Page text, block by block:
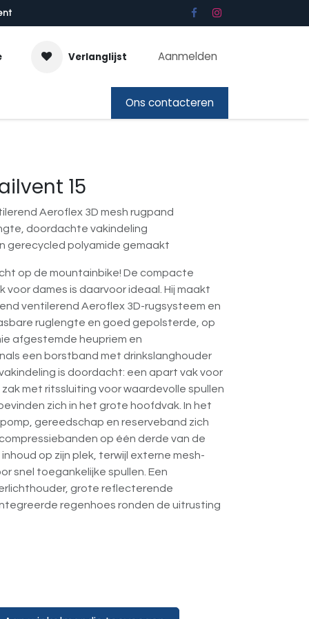
Verlanglijst Aanmelden
Ons contacteren
15
Aeroflex 3D mesh rugpand
doordachte vakindeling
gerecycled polyamide gemaakt
op de mountainbike! De compacte
voor dames is daarvoor ideaal. Hij maakt
ventilerend Aeroflex 3D-rugsysteem en
ruglengte en goed gepolsterde, op
afgestemde heupriem en
een borstband met drinkslanghouder
is doordacht: een apart vak voor
met ritssluiting voor waardevolle spullen
zich in het grote hoofdvak. In het
gereedschap en reserveband zich
op één derde van de
op zijn plek, terwijl externe mesh-
snel toegankelijke spullen. Een
grote reflecterende
regenhoes ronden de uitrusting